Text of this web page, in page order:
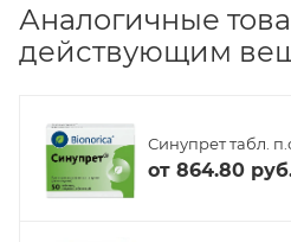
Аналогичные
действующим
Синупрет табл.
от 864.80